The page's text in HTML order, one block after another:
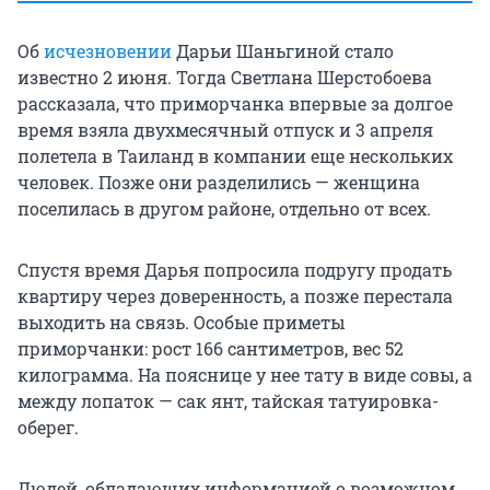
ОбисчезновенииДарьи Шаньгиной стало
известно 2 июня. Тогда Светлана Шерстобоева
рассказала, что приморчанка впервые за долгое
время взяла двухмесячный отпуск и 3 апреля
полетела в Таиланд в компании еще нескольких
человек. Позже они разделились — женщина
поселилась в другом районе, отдельно от всех.
Спустя время Дарья попросила подругу продать
квартиру через доверенность, а позже перестала
выходить на связь. Особые приметы
приморчанки: рост 166 сантиметров, вес 52
килограмма. На пояснице у нее тату в виде совы, а
между лопаток — сак янт, тайская татуировка-
оберег.